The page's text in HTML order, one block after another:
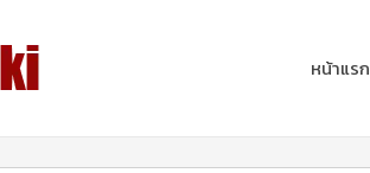
หน้าแรก